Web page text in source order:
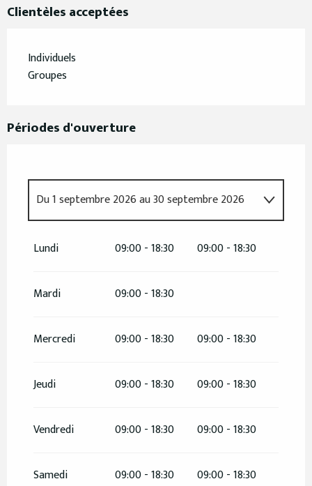
Clientèles acceptées
Individuels
Groupes
Périodes d'ouverture
1 janvier 2026au31 mars 2026
Du1 septembre 2026au30 septembre 2026
Lundi 09:00 - 18:30 09:00 - 18:30
Mardi 09:00 - 18:30
Mercredi 09:00 - 18:30 09:00 - 18:30
Jeudi 09:00 - 18:30 09:00 - 18:30
Vendredi 09:00 - 18:30 09:00 - 18:30
Samedi 09:00 - 18:30 09:00 - 18:30